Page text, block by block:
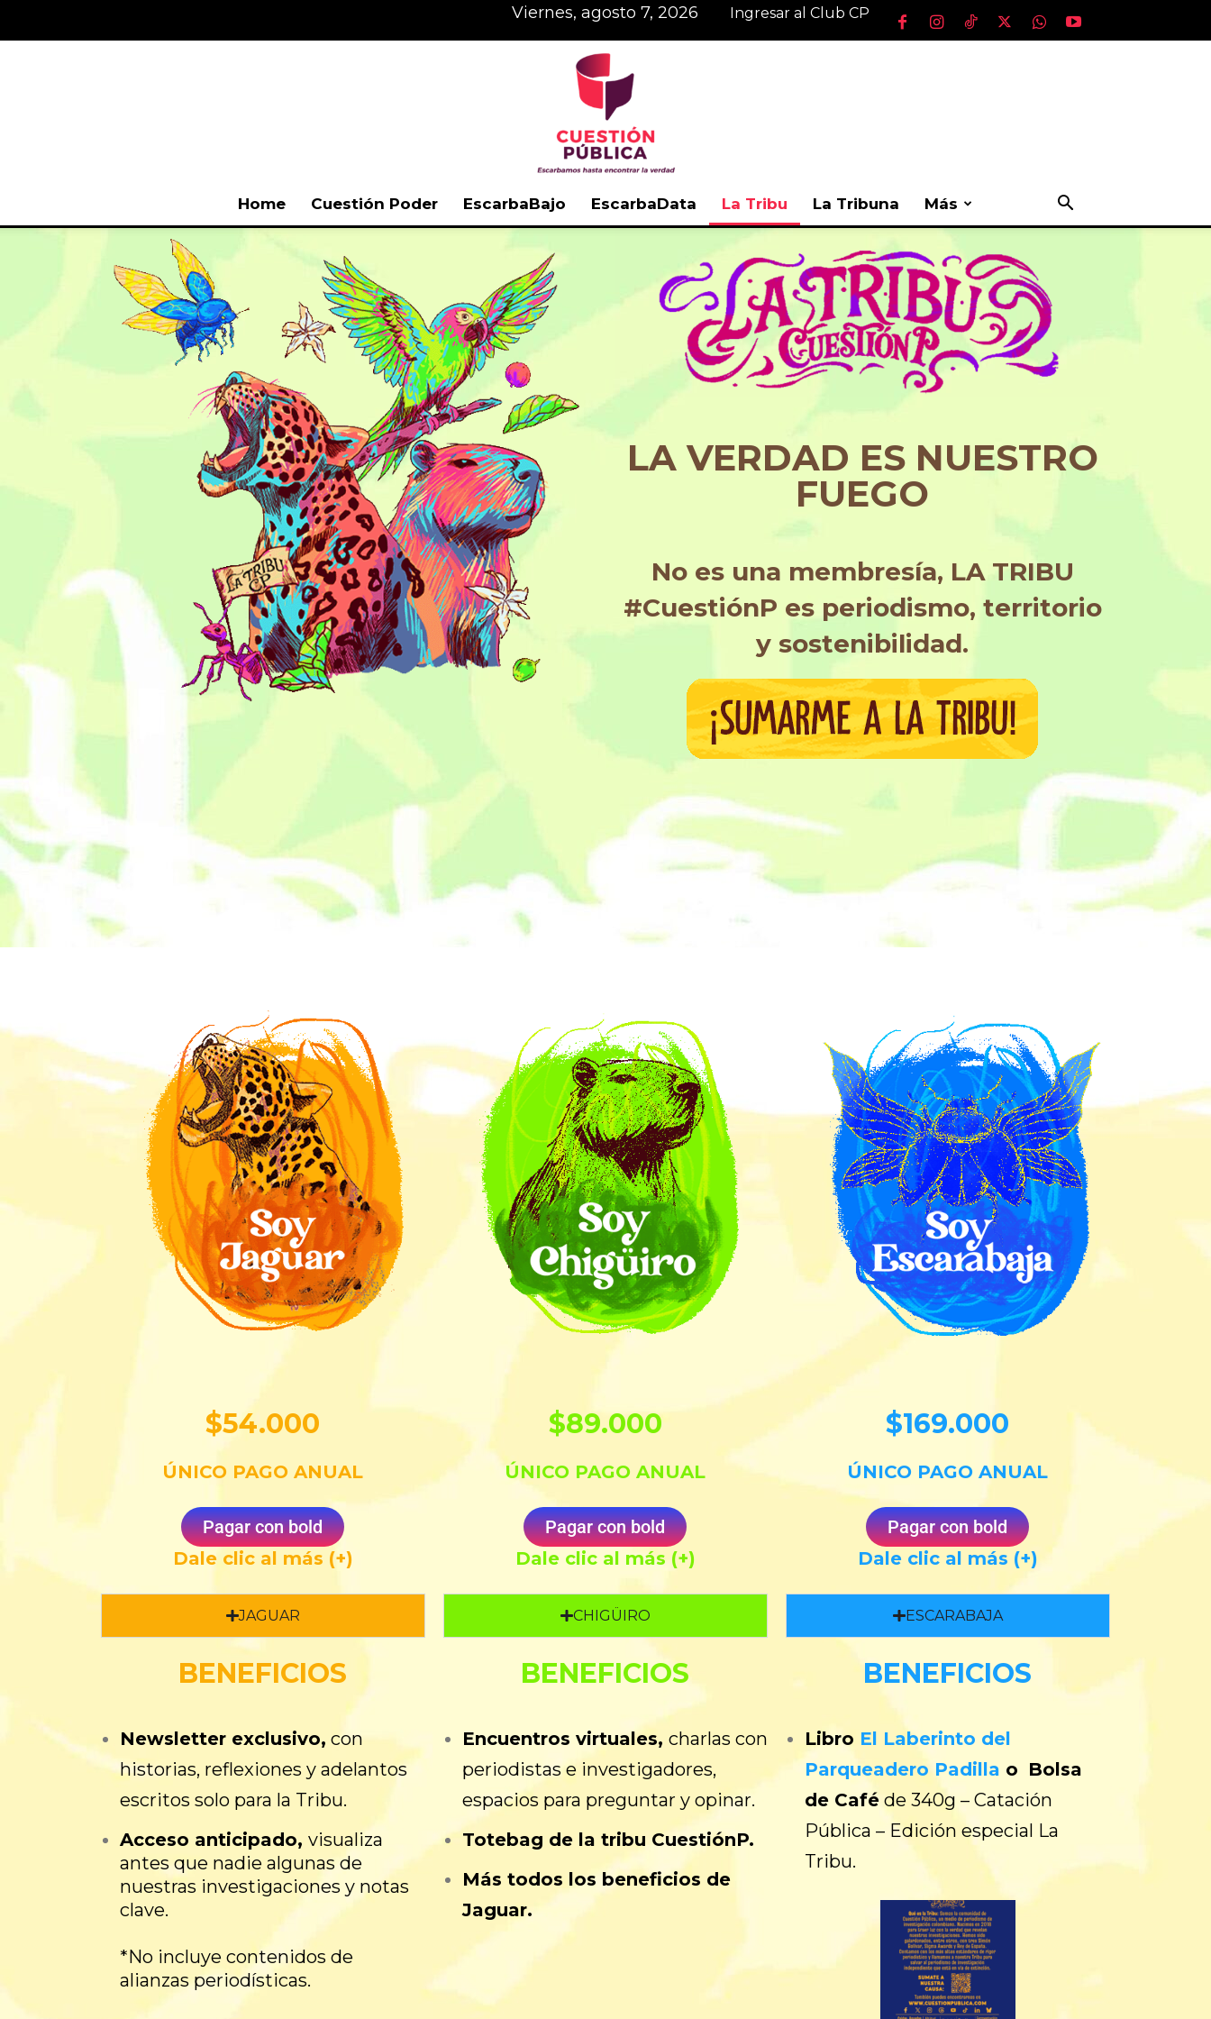
viernes, agosto 7, 2026 Ingresar al Club CP
Home Cuestión Poder EscarbaBajo EscarbaData La Tribu La Tribuna Más
LA VERDAD ES NUESTRO
FUEGO
No es una membresía, LA TRIBU
#CuestiónP es periodismo, territorio
y sostenibilidad.
$54.000
ÚNICO PAGO ANUAL
Pagar con bold
Dale clic al más (+)
JAGUAR
BENEFICIOS
Newsletter exclusivo, con
historias, reflexiones y adelantos
escritos solo para la Tribu.
Acceso anticipado, visualiza
antes que nadie algunas de
nuestras investigaciones y notas
clave.
*No incluye contenidos de
alianzas periodísticas.
$89.000
ÚNICO PAGO ANUAL
Pagar con bold
Dale clic al más (+)
CHIGÜIRO
BENEFICIOS
Encuentros virtuales, charlas con
periodistas e investigadores,
espacios para preguntar y opinar.
Totebag de la tribu CuestiónP.
Más todos los beneficios de
Jaguar.
$169.000
ÚNICO PAGO ANUAL
Pagar con bold
Dale clic al más (+)
ESCARABAJA
BENEFICIOS
Libro El Laberinto del
Parqueadero Padilla o Bolsa
de Caféde 340g – Catación
Pública – Edición especial La
Tribu.